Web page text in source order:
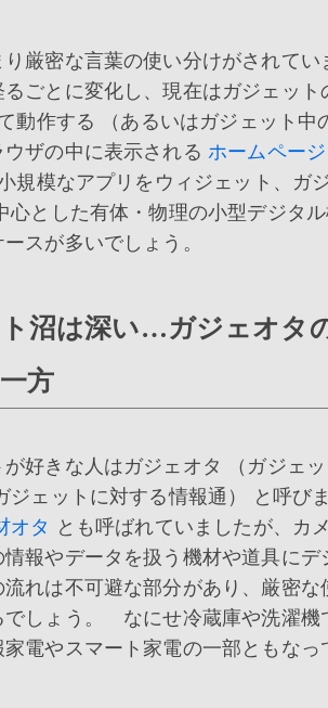
厳密な言葉の使い分けがされてい
るごとに変化し、現在はガジェッ
動作する （あるいはガジェット中
ウザの中に表示される ホームページ
規模なアプリをウィジェット、ガ
心とした有体・物理の小型デジタ
スが多いでしょう。
沼は深い…ガジェオタ
方
好きな人はガジェオタ （ガジェ
ジェットに対する情報通） と呼
オタ とも呼ばれていましたが、カ
情報やデータを扱う機材や道具にデ
流れは不可避な部分があり、厳密な
でしょう。 なにせ冷蔵庫や洗濯
電やスマート家電の一部ともなっ